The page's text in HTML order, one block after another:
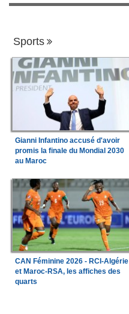
Sports
Gianni Infantino accusé d'avoir
promis la finale du Mondial 2030
au Maroc
CAN Féminine 2026 - RCI-Algérie
et Maroc-RSA, les affiches des
quarts